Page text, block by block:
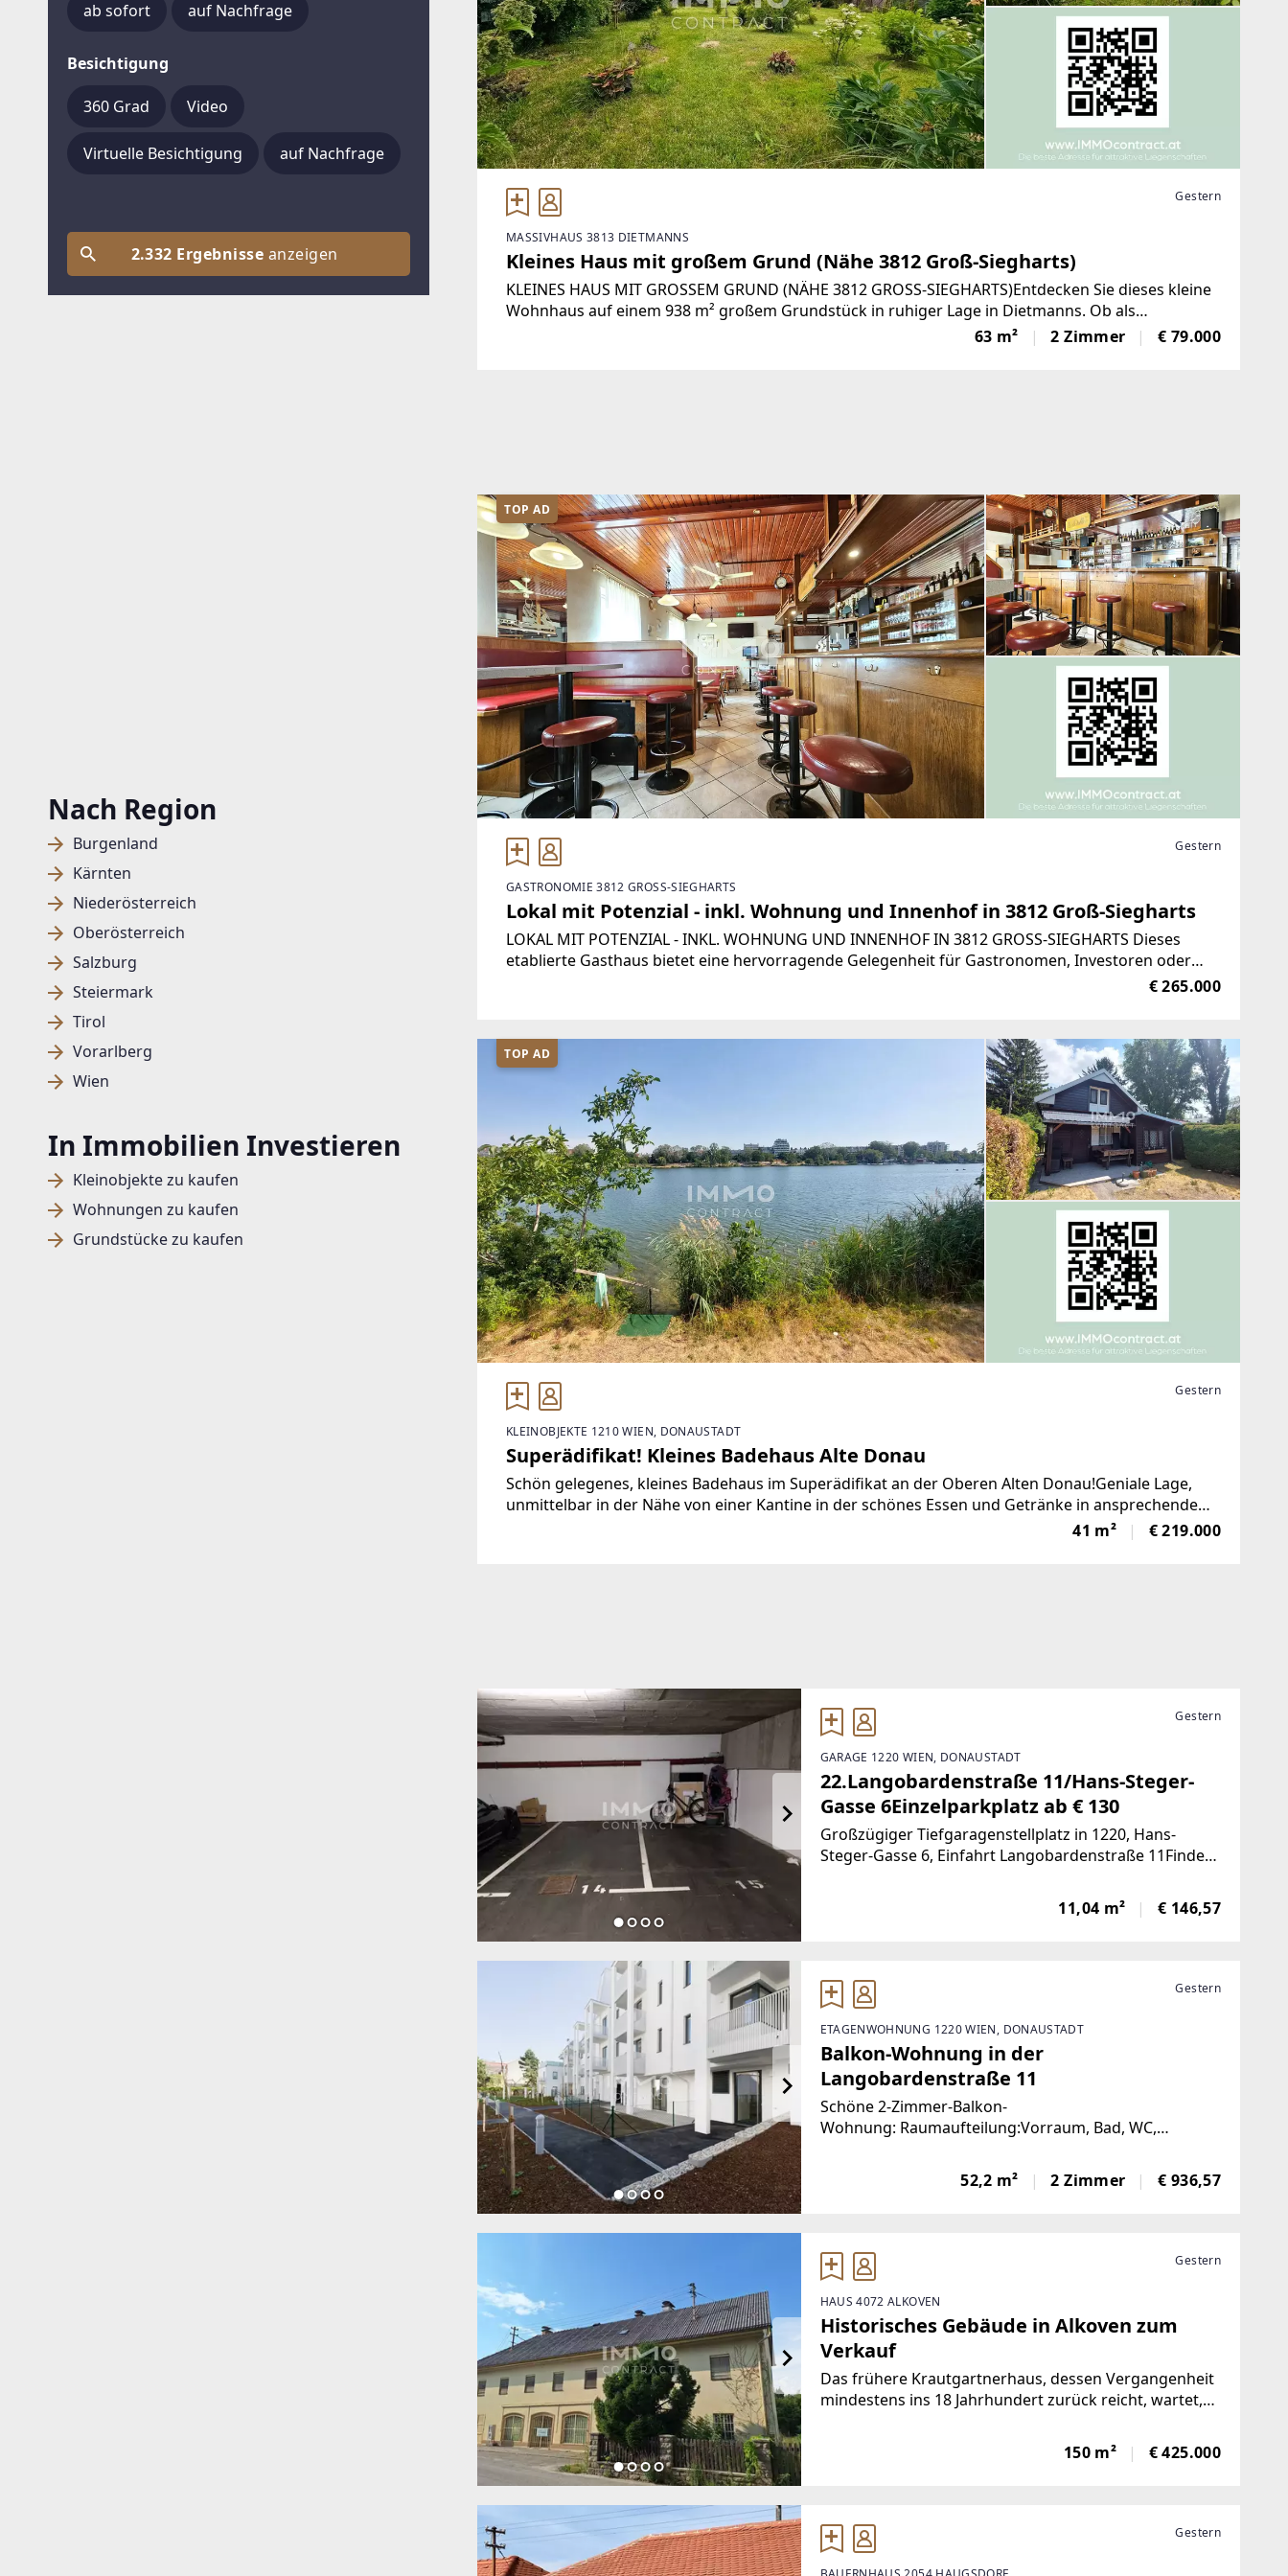
ab sofort auf Nachfrage
Besichtigung
360 Grad Video
Virtuelle Besichtigung auf Nachfrage
2.332 Ergebnisse anzeigen
Nach Region
Burgenland
Kärnten
Niederösterreich
Oberösterreich
Salzburg
Steiermark
Tirol
Vorarlberg
Wien
In Immobilien Investieren
Kleinobjekte zu kaufen
Wohnungen zu kaufen
Grundstücke zu kaufen
Gestern
MASSIVHAUS 3813 DIETMANNS
Kleines Haus mit großem Grund (Nähe 3812 Groß-Siegharts)
KLEINES HAUS MIT GROSSEM GRUND (NÄHE 3812 GROSS-SIEGHARTS)Entdecken Sie dieses kleine
Wohnhaus auf einem 938 m² großem Grundstück in ruhiger Lage in Dietmanns. Ob als
Hauptwohnsitz, Zweitwohnsitz für zwei Personen oder Vermietungsimmobilie – hier
63 m² 2 Zimmer € 79.000
TOP AD
Gestern
GASTRONOMIE 3812 GROSS-SIEGHARTS
Lokal mit Potenzial - inkl. Wohnung und Innenhof in 3812 Groß-Siegharts
LOKAL MIT POTENZIAL - INKL. WOHNUNG UND INNENHOF IN 3812 GROSS-SIEGHARTS Dieses
etablierte Gasthaus bietet eine hervorragende Gelegenheit für Gastronomen, Investoren oder
€ 265.000
TOP AD
Gestern
KLEINOBJEKTE 1210 WIEN, DONAUSTADT
Superädifikat! Kleines Badehaus Alte Donau
Schön gelegenes, kleines Badehaus im Superädifikat an der Oberen Alten Donau!Geniale Lage,
unmittelbar in der Nähe von einer Kantine in der schönes Essen und Getränke in ansprechendem
41 m² € 219.000
Gestern
GARAGE 1220 WIEN, DONAUSTADT
22.Langobardenstraße 11/Hans-Steger-
Gasse 6Einzelparkplatz ab € 130
Großzügiger Tiefgaragenstellplatz in 1220, Hans-
Steger-Gasse 6, Einfahrt Langobardenstraße 11Finden
[http://www.immocontract.at/]IMMO einen Besuch
11,04 m² € 146,57
Gestern
ETAGENWOHNUNG 1220 WIEN, DONAUSTADT
Balkon-Wohnung in der
Langobardenstraße 11
Schöne 2-Zimmer-Balkon-
Wohnung: Raumaufteilung:Vorraum, Bad, WC,
möbliertKellerabteil Von Vormieterin können auf
Wunsch Möbel direkt abgelöst werden! Garagenplatz
52,2 m² 2 Zimmer € 936,57
Gestern
HAUS 4072 ALKOVEN
Historisches Gebäude in Alkoven zum
Verkauf
Das frühere Krautgartnerhaus, dessen Vergangenheit
mindestens ins 18 Jahrhundert zurück reicht, wartet,
in die 1970-er Jahre befand sich ein
Gemischtwarengeschäft in diesem Objekt, das bis
150 m² € 425.000
Gestern